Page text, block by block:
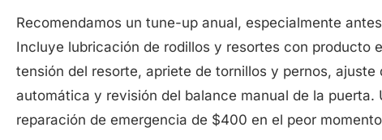
Recomendamos un tune-up anual, especialmente
Incluye lubricación de rodillos y resortes con producto
tensión del resorte, apriete de tornillos y pernos,
automática y revisión del balance manual de la
reparación de emergencia de $400 en el peor